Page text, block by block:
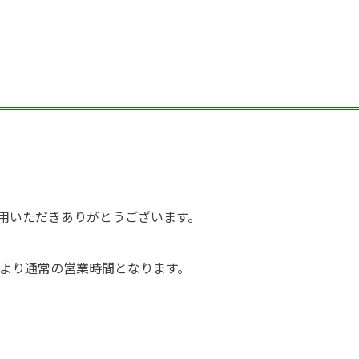
ただきありがとうございます。
通常の営業時間となります。